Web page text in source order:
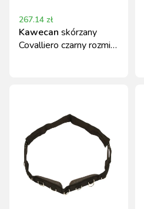
267.14 zł
Kawecan skórzany
Covalliero czarny rozmiar